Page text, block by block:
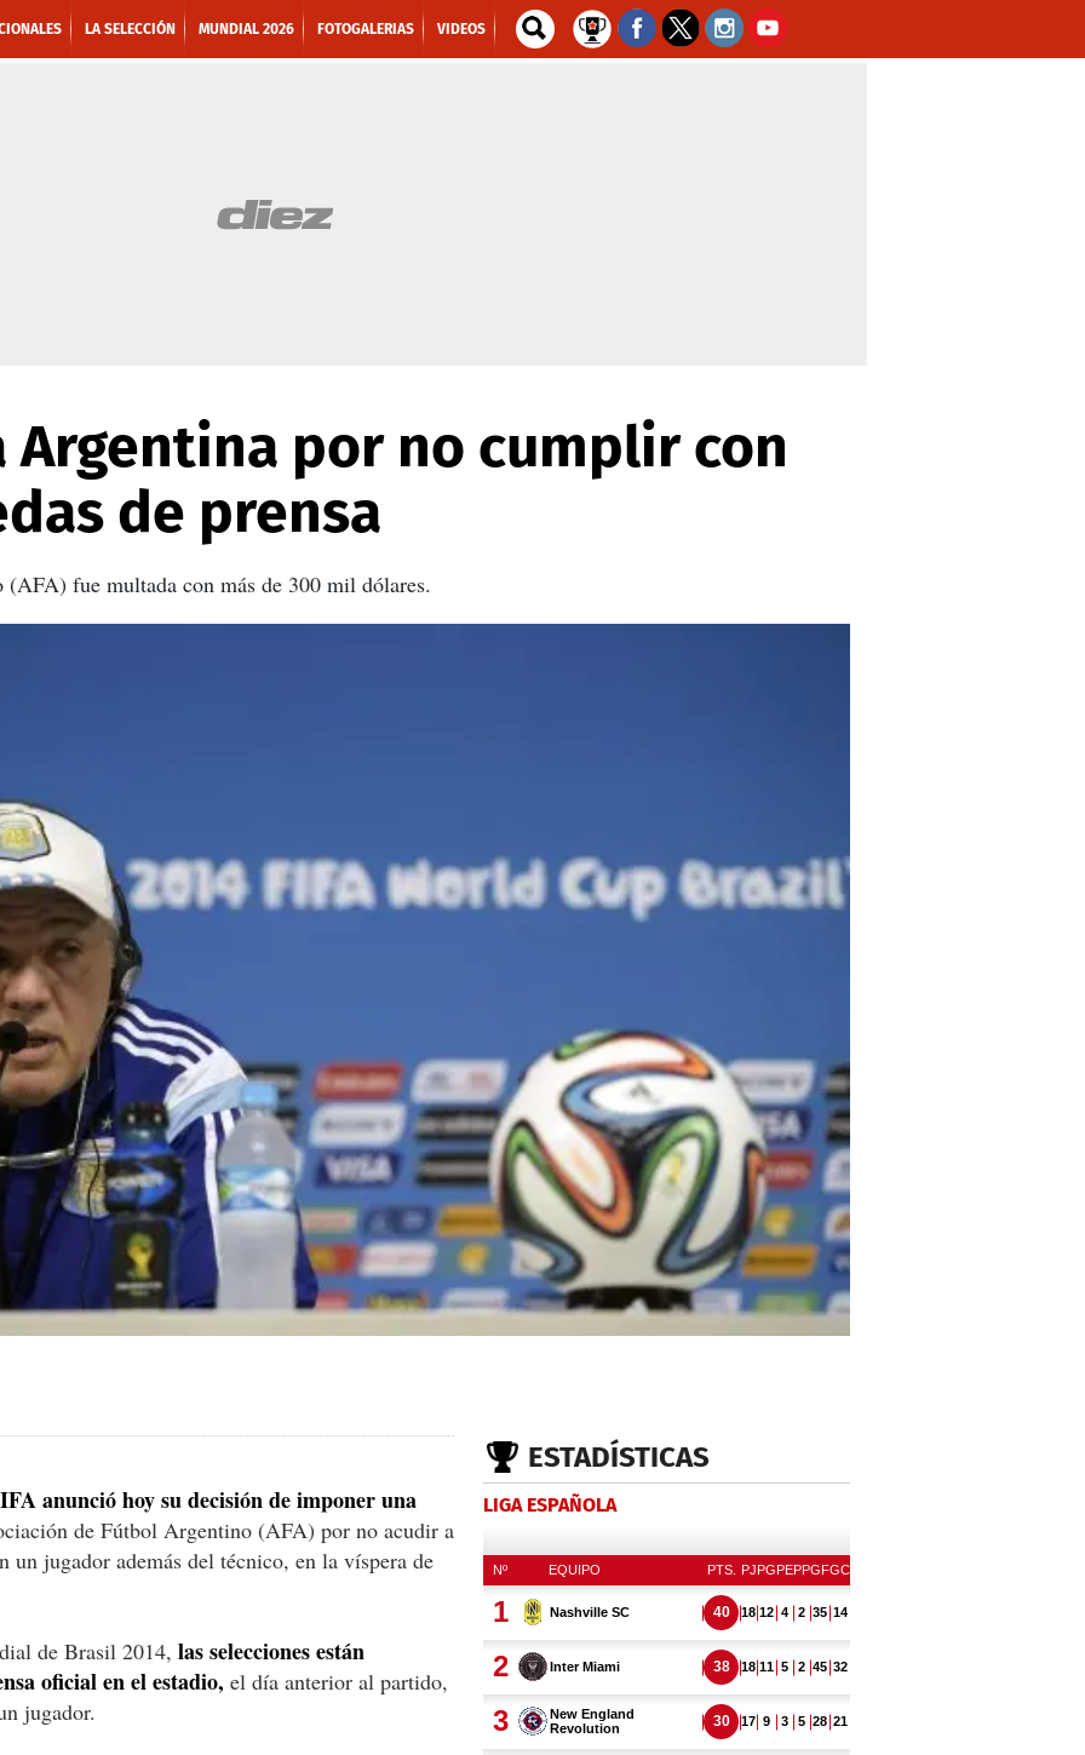
LA SELECCIÓN MUNDIAL 2026 FOTOGALERIAS VIDEOS
Argentina por no cumplir con
de prensa
fue multada con más de 300 mil dólares.
anunció hoy su decisión de imponer una
de Fútbol Argentino (AFA) por no acudir a
un jugador además del técnico, en la víspera de
de Brasil 2014, las selecciones están
oficial en el estadio, el día anterior al partido,
jugador.
ESTADÍSTICAS
LIGA ESPAÑOLA